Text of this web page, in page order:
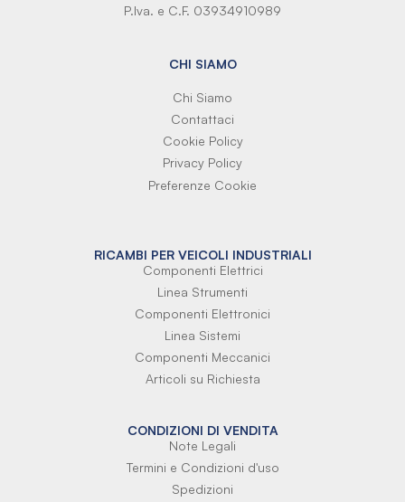
P.Iva. e C.F. 03934910989
CHI SIAMO
Chi Siamo
Contattaci
Cookie Policy
Privacy Policy
Preferenze Cookie
RICAMBI PER VEICOLI INDUSTRIALI
Componenti Elettrici
Linea Strumenti
Componenti Elettronici
Linea Sistemi
Componenti Meccanici
Articoli su Richiesta
CONDIZIONI DI VENDITA
Note Legali
Termini e Condizioni d'uso
Spedizioni